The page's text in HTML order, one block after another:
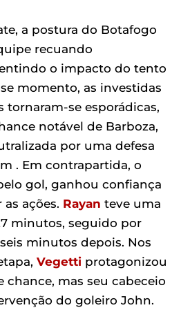
a postura do Botafogo
recuando
o impacto do tento
momento, as investidas
tornaram-se esporádicas,
notável de Barboza,
por uma defesa
. Em contrapartida, o
gol, ganhou confiança
ações. Rayan teve uma
minutos, seguido por
minutos depois. Nos
Vegetti protagonizou
chance, mas seu cabeceio
do goleiro John.